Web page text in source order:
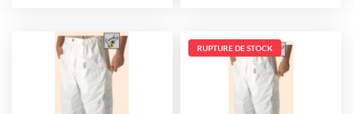
RUPTURE DE STOCK